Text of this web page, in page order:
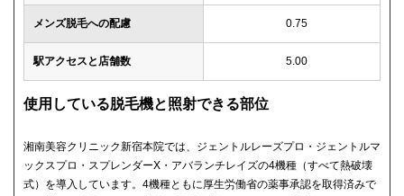
メンズ脱毛への配慮 0.75
駅アクセスと店舗数 5.00
使用している脱毛機と照射できる部位
湘南美容クリニック新宿本院では、ジェントルレーズプロ・ジェントルマ
ックスプロ・スプレンダーX・アバランチレイズの4機種（すべて熱破壊
式）を導入しています。4機種ともに厚生労働省の薬事承認を取得済みで